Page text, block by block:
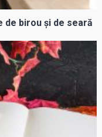
de birou și de seară